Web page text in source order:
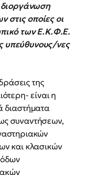
στις οποίες οι
των Ε.Κ.Φ.Ε.
υπεύθυνους/νες
της
είναι η
διαστήματα
συναντήσεων,
και κλασικών